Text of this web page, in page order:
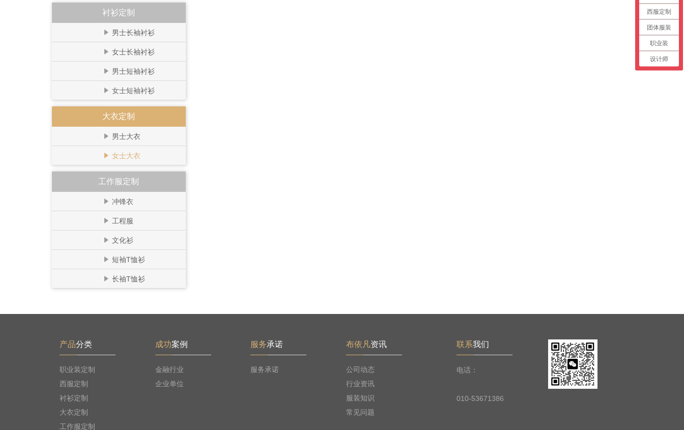
衬衫定制
男士长袖衬衫
女士长袖衬衫
男士短袖衬衫
女士短袖衬衫
大衣定制
男士大衣
女士大衣
工作服定制
冲锋衣
工程服
文化衫
短袖T恤衫
长袖T恤衫
产品分类
职业装定制
西服定制
衬衫定制
大衣定制
工作服定制
成功案例
金融行业
企业单位
服务承诺
服务承诺
布依凡资讯
公司动态
行业资讯
服装知识
常见问题
联系我们
电话：
010-53671386
西服定制
团体服装
职业装
设计师